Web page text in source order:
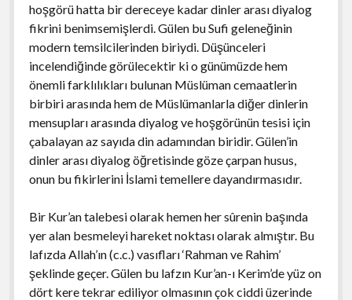
hoşgörü hatta bir dereceye kadar dinler arası diyalog
fikrini benimsemişlerdi. Gülen bu Sufi geleneğinin
modern temsilcilerinden biriydi. Düşünceleri
incelendiğinde görülecektir ki o günümüzde hem
önemli farklılıkları bulunan Müslüman cemaatlerin
birbiri arasında hem de Müslümanlarla diğer dinlerin
mensupları arasında diyalog ve hoşgörünün tesisi için
çabalayan az sayıda din adamından biridir. Gülen’in
dinler arası diyalog öğretisinde göze çarpan husus,
onun bu fikirlerini İslami temellere dayandırmasıdır.
Bir Kur’an talebesi olarak hemen her sûrenin başında
yer alan besmeleyi hareket noktası olarak almıştır. Bu
lafızda Allah’ın (c.c.) vasıfları ‘Rahman ve Rahim’
şeklinde geçer. Gülen bu lafzın Kur’an-ı Kerim’de yüz on
dört kere tekrar ediliyor olmasının çok ciddi üzerinde